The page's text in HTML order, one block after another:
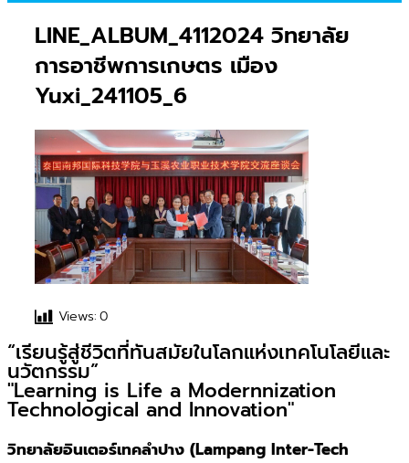
LINE_ALBUM_4112024 วิทยาลัย
การอาชีพการเกษตร เมือง
Yuxi_241105_6
Views:0
“เรียนรู้สู่ชีวิตที่ทันสมัยในโลกแห่งเทคโนโลยีและ
นวัตกรรม”
"Learning is Life a Modernnization
Technological and Innovation"
วิทยาลัยอินเตอร์เทคลำปาง (Lampang Inter-Tech